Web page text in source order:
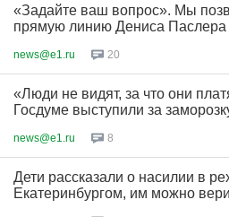
«Задайте ваш вопрос». Мы
прямую линию Дениса
news@e1.ru 20
«Люди не видят, за что они
Госдуме выступили за
news@e1.ru 8
Дети рассказали о насилии в
Екатеринбургом, им можно